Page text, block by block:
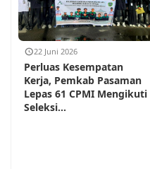
22 Juni 2026
Perluas Kesempatan
Kerja, Pemkab Pasaman
Lepas 61 CPMI Mengikuti
Seleksi...